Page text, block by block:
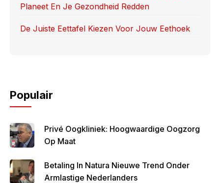
Planeet En Je Gezondheid Redden
De Juiste Eettafel Kiezen Voor Jouw Eethoek
Populair
Privé Oogkliniek: Hoogwaardige Oogzorg
Op Maat
Betaling In Natura Nieuwe Trend Onder
Armlastige Nederlanders